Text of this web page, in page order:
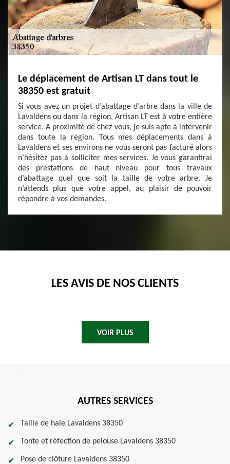
Le déplacement de Artisan LT dans tout le
38350 est gratuit
Si vous avez un projet d’abattage d’arbre dans la ville de
Lavaldens ou dans la région, Artisan LT est à votre entière
service. A proximité de chez vous, je suis apte à intervenir
dans toute la région. Tous mes déplacements dans à
Lavaldens et ses environs ne vous seront pas facturé alors
n’hésitez pas à solliciter mes services. Je vous garantirai
des prestations de haut niveau pour tous travaux
d’abattage quel que soit la taille de votre arbre. Je
n’attends plus que votre appel, au plaisir de pouvoir
répondre à vos demandes.
LES AVIS DE NOS CLIENTS
VOIR PLUS
AUTRES SERVICES
Taille de haie Lavaldens 38350
Tonte et réfection de pelouse Lavaldens 38350
Pose de clôture Lavaldens 38350